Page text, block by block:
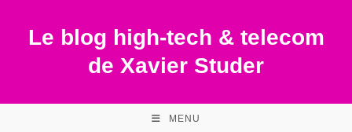
contentLe blog high-tech & telecom
de Xavier Studer
MENU